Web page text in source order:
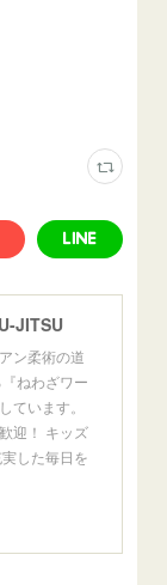
JITSU
ン柔術の道
ねわざワー
ています。
迎！ キッズ
した毎日を